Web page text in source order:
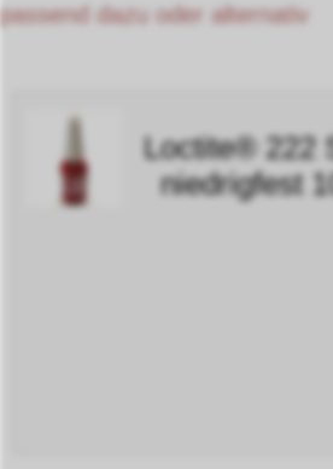
passend dazu oder alternativ
Loctite® 222
niedrigfest